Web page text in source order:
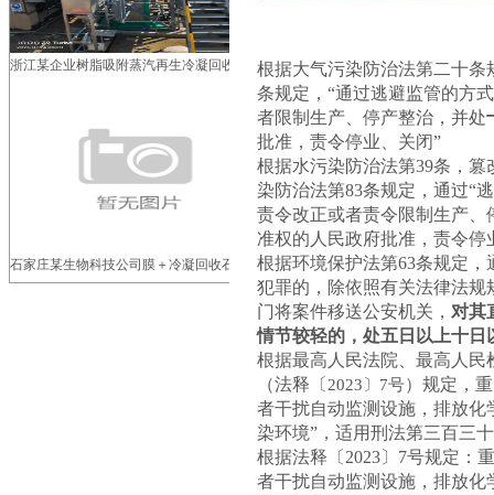
浙江某企业树脂吸附蒸汽再生冷凝回收装置
石家庄某生物科技公司膜＋冷凝回收石油醚
一体化装置
根据大气污染防治法第二十条
条规定，“通过逃避监管的方
者限制生产、停产整治，并处
批准，责令停业、关闭”
根据水污染防治法第39条，
染防治法第83条规定，通过“
责令改正或者责令限制生产
准权的人民政府批准，责令停
根据环境保护法第63条规定
犯罪的，除依照有关法律法
门将案件移送公安机关， 对其
情节较轻的，处五日以上十日
根据最高人民法院、最高人
（法释〔 2023〕7号）规定，
者干扰自动监测设施，排放化
染环境”，适用刑法第三百三
根据法释〔2023〕7号规定：
者干扰自动监测设施，排放